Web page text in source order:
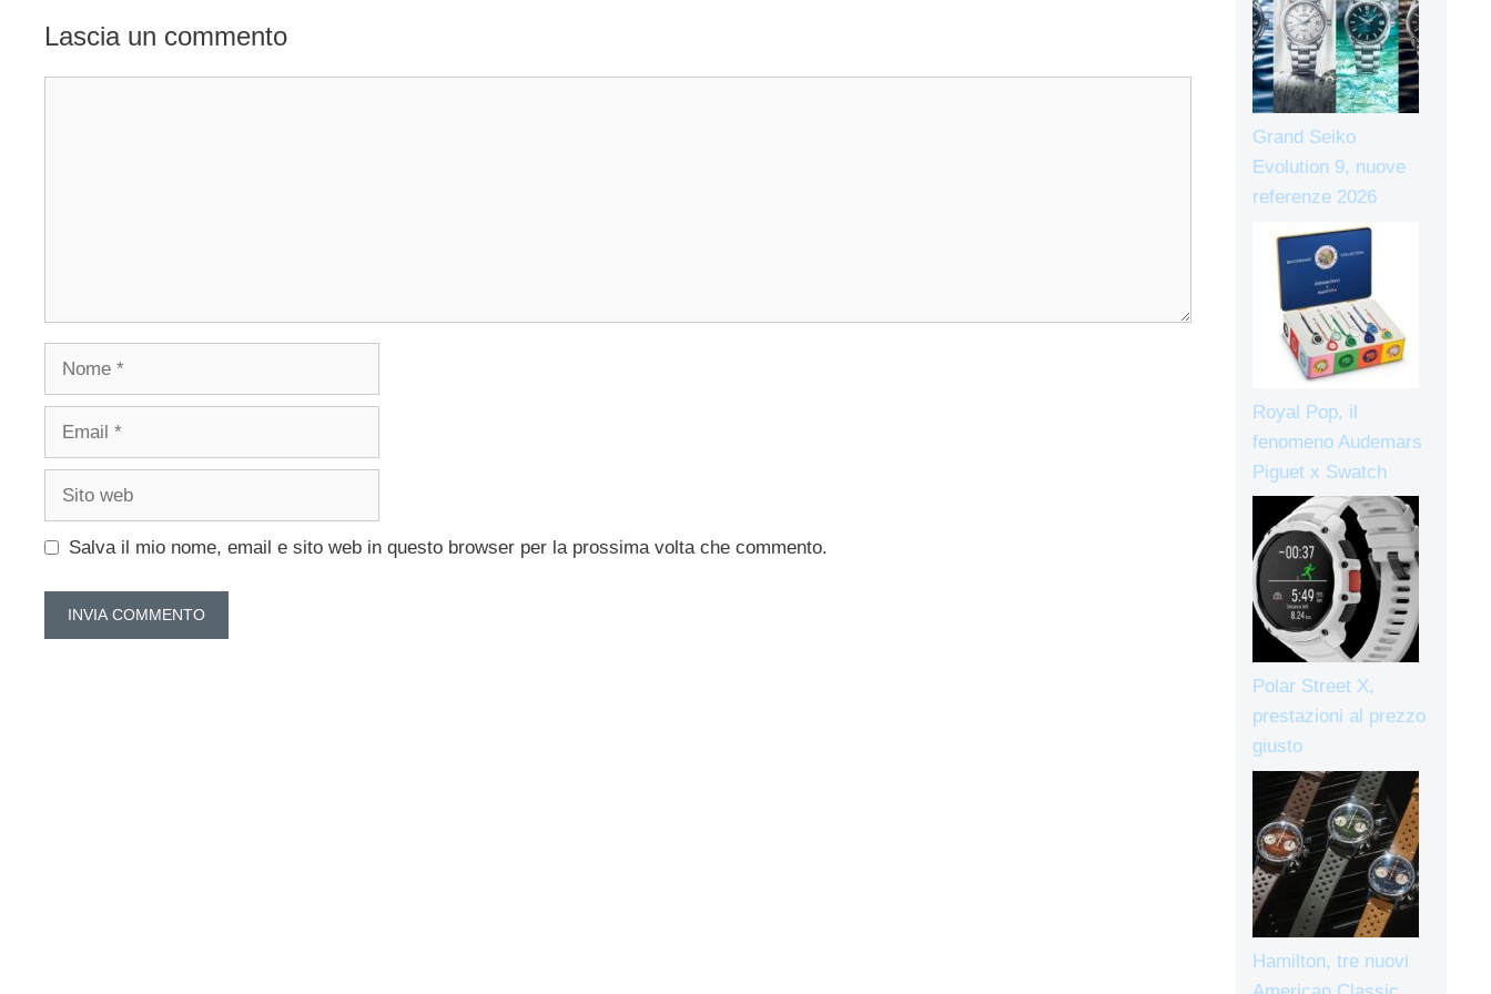
Lascia un commento
Nome
Email
Sito
Salva il mio nome, email e sito web in questo browser per la prossima volta che commento.
Grand Seiko
Evolution 9, nuove
referenze 2026
Royal Pop, il
fenomeno Audemars
Piguet x Swatch
Polar Street X,
prestazioni al prezzo
giusto
Hamilton, tre nuovi